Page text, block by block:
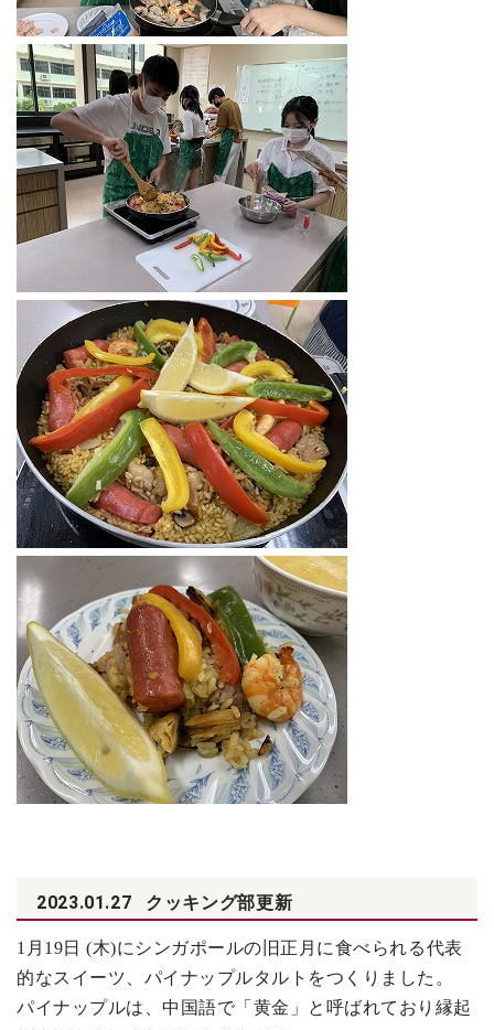
2023.01.27 クッキング部更新
1 月19日 (木)にシンガポールの旧正月に食べられる代表
的なスイーツ、パイナップルタルトをつくりました。
パイナップルは、中国語で「黄金」と呼ばれており縁起